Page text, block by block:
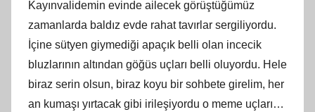
Kayınvalidemin evinde ailecek görüştüğümüz
zamanlarda baldız evde rahat tavırlar sergiliyordu.
İçine sütyen giymediği apaçık belli olan incecik
bluzlarının altından göğüs uçları belli oluyordu. Hele
biraz serin olsun, biraz koyu bir sohbete girelim, her
an kumaşı yırtacak gibi irileşiyordu o meme uçları…